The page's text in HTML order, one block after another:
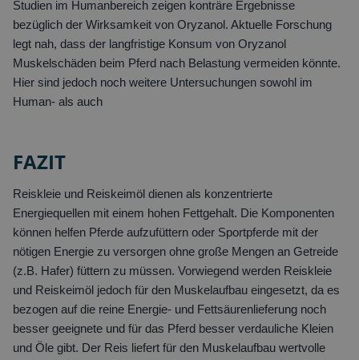
Studien im Humanbereich zeigen konträre Ergebnisse
bezüglich der Wirksamkeit von Oryzanol. Aktuelle Forschung
legt nah, dass der langfristige Konsum von Oryzanol
Muskelschäden beim Pferd nach Belastung vermeiden könnte.
Hier sind jedoch noch weitere Untersuchungen sowohl im
Human- als auch
FAZIT
Reiskleie und Reiskeimöl dienen als konzentrierte
Energiequellen mit einem hohen Fettgehalt. Die Komponenten
können helfen Pferde aufzufüttern oder Sportpferde mit der
nötigen Energie zu versorgen ohne große Mengen an Getreide
(z.B. Hafer) füttern zu müssen. Vorwiegend werden Reiskleie
und Reiskeimöl jedoch für den Muskelaufbau eingesetzt, da es
bezogen auf die reine Energie- und Fettsäurenlieferung noch
besser geeignete und für das Pferd besser verdauliche Kleien
und Öle gibt. Der Reis liefert für den Muskelaufbau wertvolle